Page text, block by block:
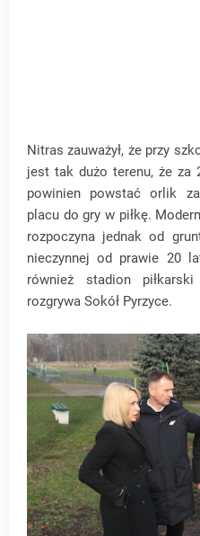
Nitras zauważył, że przy
jest tak dużo terenu, że za
powinien powstać orlik
placu do gry w piłkę.
rozpoczyna jednak od
nieczynnej od prawie 20
również stadion
rozgrywa Sokół Pyrzyce.